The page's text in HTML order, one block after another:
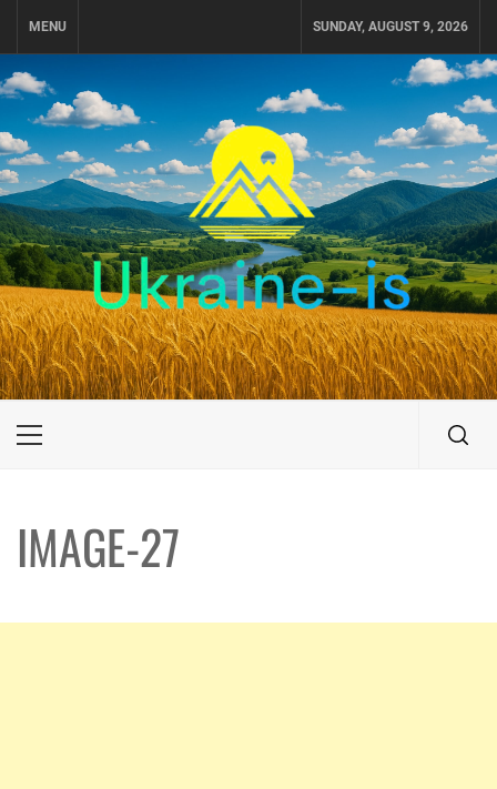
MENU SUNDAY, AUGUST 9, 2026
UKRAINE-IS
ПУТЕШЕСТВИЕ ПО УКРАИНЕ
Primary
IMAGE-27